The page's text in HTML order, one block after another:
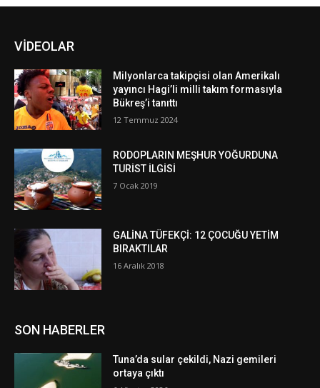
VİDEOLAR
Milyonlarca takipçisi olan Amerikalı
yayıncı Hagi’li milli takım formasıyla
Bükreş’i tanıttı
12 Temmuz 2024
RODOPLARIN MEŞHUR YOĞURDUNA
TURİST İLGİSİ
7 Ocak 2019
GALİNA TÜFEKÇİ: 12 ÇOCUĞU YETİM
BIRAKTILAR
16 Aralık 2018
SON HABERLER
Tuna’da sular çekildi, Nazi gemileri
ortaya çıktı